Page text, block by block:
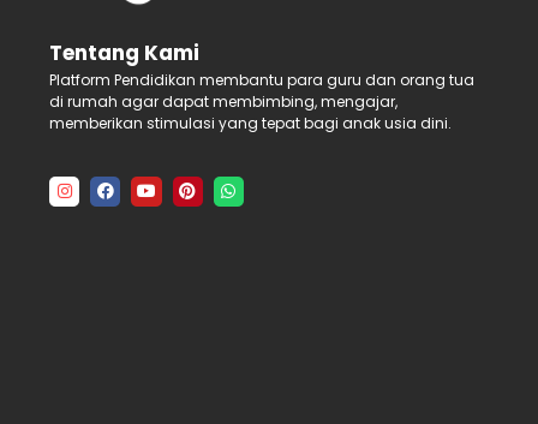
Tentang Kami
Platform Pendidikan membantu para guru dan orang tua
di rumah agar dapat membimbing, mengajar,
memberikan stimulasi yang tepat bagi anak usia dini.